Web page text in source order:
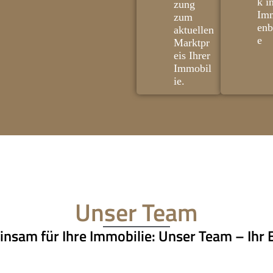
zung
zum
aktuellen
Marktpr
eis Ihrer
Immobil
ie.
e
Unser Team
für Ihre Immobilie: Unser Team – Ihr